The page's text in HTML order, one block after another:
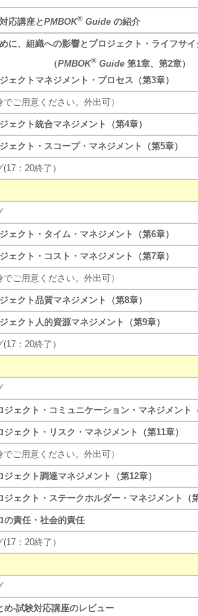
応講座とPMBOK® Guide の紹介
に、組織への影響とプロジェクト・ライフサイ
PMBOK® Guide 第1章、第2章）
クトマネジメント・プロセス（第3章）
ご用意ください。外出可）
クト統合マネジメント（第4章）
クト・スコープ・マネジメント（第5章）
：20終了）
クト・タイム・マネジメント（第6章）
クト・コスト・マネジメント（第7章）
ご用意ください。外出可）
クト品質マネジメント（第8章）
クト人的資源マネジメント（第9章）
：20終了）
ェクト・コミュニケーション・マネジメント
ェクト・リスク・マネジメント（第11章）
ご用意ください。外出可）
ェクト調達マネジメント（第12章）
ェクト・ステークホルダー・マネジメント（
責任・社会的責任
：20終了）
-試験対応講座のレビュー